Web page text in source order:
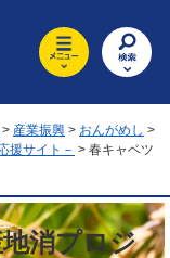
> 産業振興 > おんがめし >
援サイト－ > 春キャベツ
消プロジ